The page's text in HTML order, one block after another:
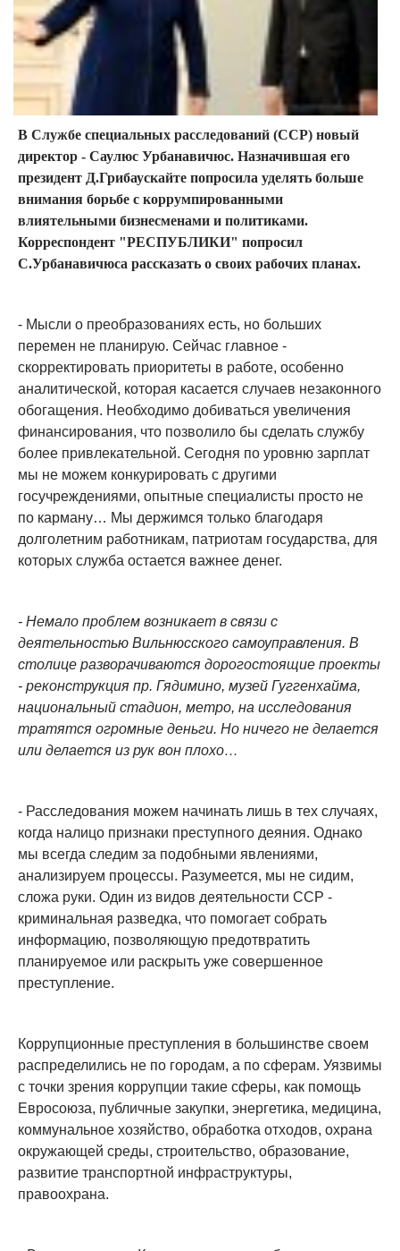
В Службе специальных расследований (ССР) новый
директор - Саулюс Урбанавичюс. Назначившая его
президент Д.Грибаускайте попросила уделять больше
внимания борьбе с коррумпированными
влиятельными бизнесменами и политиками.
Корреспондент "РЕСПУБЛИКИ" попросил
С.Урбанавичюса рассказать о своих рабочих планах.
- Мысли о преобразованиях есть, но больших
перемен не планирую. Сейчас главное -
скорректировать приоритеты в работе, особенно
аналитической, которая касается случаев незаконного
обогащения. Необходимо добиваться увеличения
финансирования, что позволило бы сделать службу
более привлекательной. Сегодня по уровню зарплат
мы не можем конкурировать с другими
госучреждениями, опытные специалисты просто не
по карману… Мы держимся только благодаря
долголетним работникам, патриотам государства, для
которых служба остается важнее денег.
- Немало проблем возникает в связи с
деятельностью Вильнюсского самоуправления. В
столице разворачиваются дорогостоящие проекты
- реконструкция пр. Гядимино, музей Гуггенхайма,
национальный стадион, метро, на исследования
тратятся огромные деньги. Но ничего не делается
или делается из рук вон плохо…
- Расследования можем начинать лишь в тех случаях,
когда налицо признаки преступного деяния. Однако
мы всегда следим за подобными явлениями,
анализируем процессы. Разумеется, мы не сидим,
сложа руки. Один из видов деятельности ССР -
криминальная разведка, что помогает собрать
информацию, позволяющую предотвратить
планируемое или раскрыть уже совершенное
преступление.
Коррупционные преступления в большинстве своем
распределились не по городам, а по сферам. Уязвимы
с точки зрения коррупции такие сферы, как помощь
Евросоюза, публичные закупки, энергетика, медицина,
коммунальное хозяйство, обработка отходов, охрана
окружающей среды, строительство, образование,
развитие транспортной инфраструктуры,
правоохрана.